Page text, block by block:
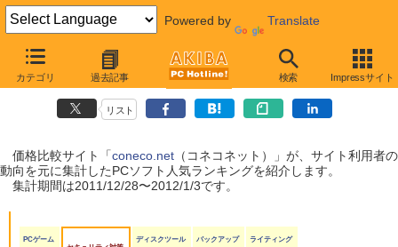
Powered by Translate
カテゴリ 過去記事 検索 Impressサイト
coneco.net人気ランキング（ソフト編）
（2011/12/28〜2012/1/3）
リスト
価格比較サイト「coneco.net（コネコネット）」が、サイト利用者の
動向を元に集計したPCソフト人気ランキングを紹介します。
集計期間は2011/12/28〜2012/1/3です。
PCゲーム
ディスクツール バックアップ ライティング